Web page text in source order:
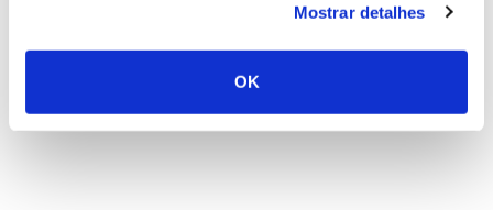
Mostrar detalhes
OK
Natureza e florestas procuram jovens voluntários
no verão 2026